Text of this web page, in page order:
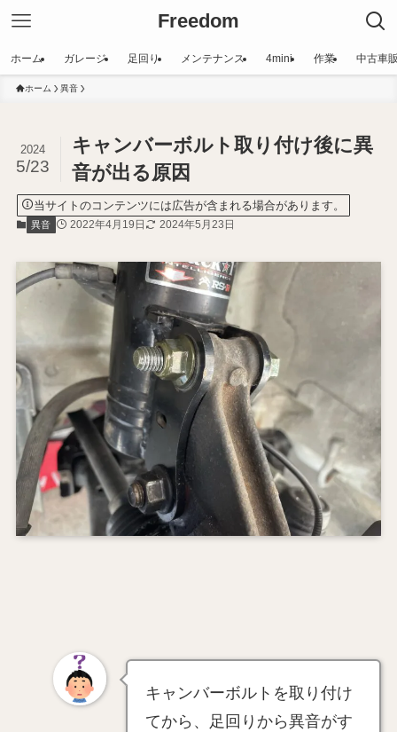
Freedom
ホーム ガレージ 足回り メンテナンス 4mini 作業 中古車
ホーム 異音
キャンバーボルト取り付け後に異
音が出る原因
2024
5/23
当サイトのコンテンツには広告が含まれる場合があります。
異音 2022年4月19日 2024年5月23日
キャンバーボルトを取り付け
てから、足回りから異音がす